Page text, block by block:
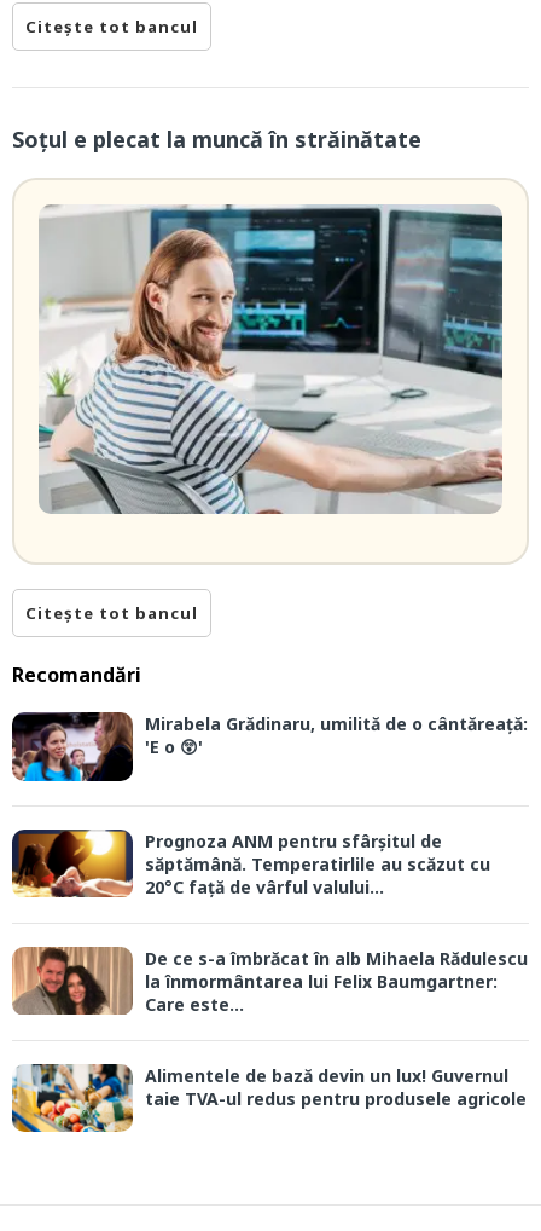
Citește tot bancul
Soțul e plecat la muncă în străinătate
Citește tot bancul
Recomandări
Mirabela Grădinaru, umilită de o cântăreață:
'E o 😲'
Prognoza ANM pentru sfârșitul de
săptămână. Temperatirlile au scăzut cu
20°C față de vârful valului...
De ce s-a îmbrăcat în alb Mihaela Rădulescu
la înmormântarea lui Felix Baumgartner:
Care este...
Alimentele de bază devin un lux! Guvernul
taie TVA-ul redus pentru produsele agricole